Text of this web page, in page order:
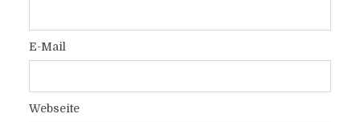
E-Mail
Webseite